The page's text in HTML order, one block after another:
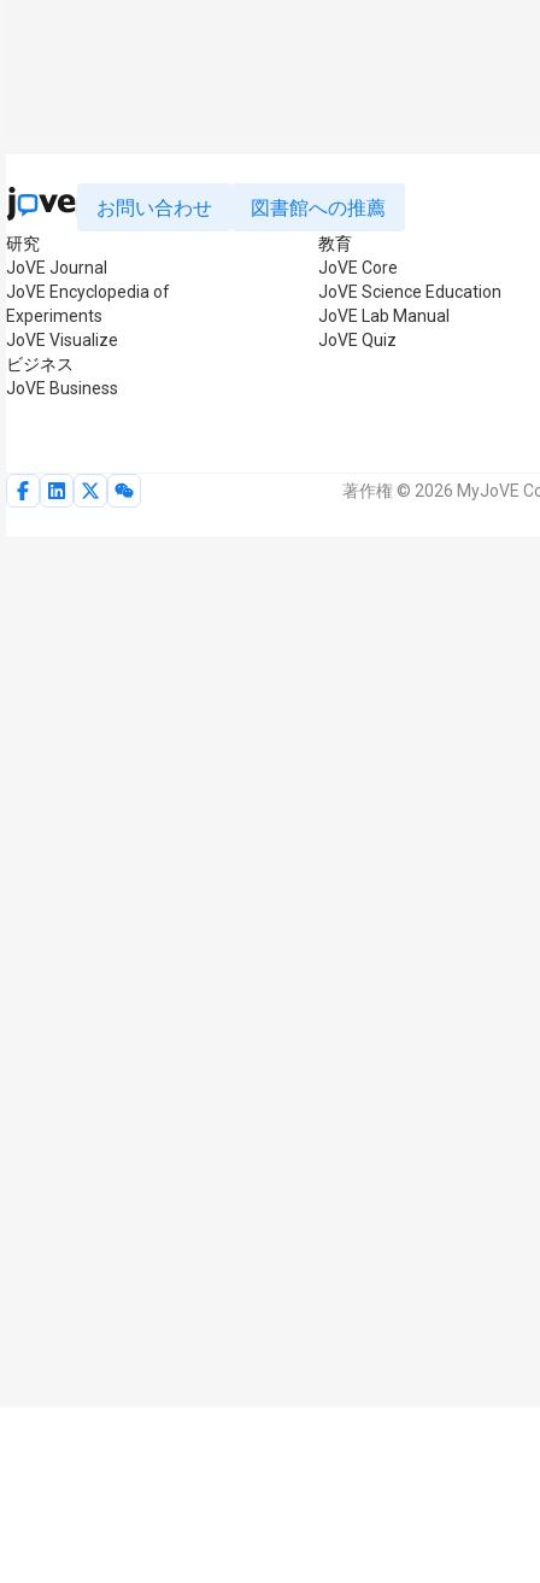
お問い合わせ 図書館への推薦
研究
JoVE Journal
JoVE Encyclopedia of
Experiments
JoVE Visualize
ビジネス
JoVE Business
教育
JoVE Core
JoVE Science Education
JoVE Lab Manual
JoVE Quiz
著作権 © 2026 MyJoVE